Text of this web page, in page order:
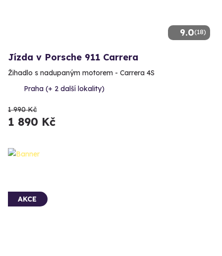
9.0(18)
Jízda v Porsche 911 Carrera
Žihadlo s nadupaným motorem - Carrera 4S
Praha (+ 2 další lokality)
1 990 Kč
1 890 Kč
AKCE